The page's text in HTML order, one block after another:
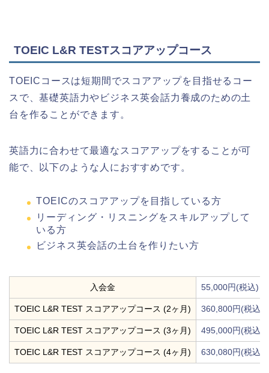
TOEIC L&R TESTスコアアップコース
TOEICコースは短期間でスコアアップを目指せるコー
スで、基礎英語力やビジネス英会話力養成のための土
台を作ることができます。
英語力に合わせて最適なスコアアップをすることが可
能で、以下のような人におすすめです。
TOEICのスコアアップを目指している方
リーディング・リスニングをスキルアップして
いる方
ビジネス英会話の土台を作りたい方
入会金 55,000円(税込)
TOEIC L&R TEST スコアアップコース (2ヶ月) 360,800円(税込)
TOEIC L&R TEST スコアアップコース (3ヶ月) 495,000円(税込)
TOEIC L&R TEST スコアアップコース (4ヶ月) 630,080円(税込)